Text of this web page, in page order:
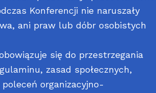
Konferencji nie naruszały
ani praw lub dóbr osobistych
się do przestrzegania
zasad społecznych,
organizacyjno-